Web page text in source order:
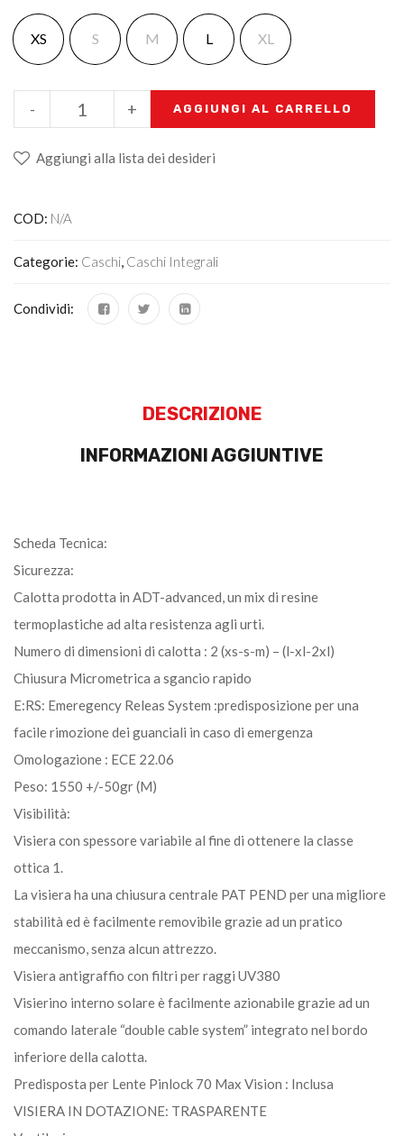
XS S M L XL
+
- AGGIUNGI AL CARRELLO
Aggiungi alla lista dei desideri
COD: N/A
Categorie: Caschi, Caschi Integrali
Condividi:
DESCRIZIONE
INFORMAZIONI AGGIUNTIVE
Scheda Tecnica:
Sicurezza:
Calotta prodotta in ADT-advanced, un mix di resine
termoplastiche ad alta resistenza agli urti.
Numero di dimensioni di calotta : 2 (xs-s-m) – (l-xl-2xl)
Chiusura Micrometrica a sgancio rapido
E:RS: Emeregency Releas System :predisposizione per una
facile rimozione dei guanciali in caso di emergenza
Omologazione : ECE 22.06
Peso: 1550 +/-50gr (M)
Visibilità:
Visiera con spessore variabile al fine di ottenere la classe
ottica 1.
La visiera ha una chiusura centrale PAT PEND per una migliore
stabilità ed è facilmente removibile grazie ad un pratico
meccanismo, senza alcun attrezzo.
Visiera antigraffio con filtri per raggi UV380
Visierino interno solare è facilmente azionabile grazie ad un
comando laterale “double cable system” integrato nel bordo
inferiore della calotta.
Predisposta per Lente Pinlock 70 Max Vision : Inclusa
VISIERA IN DOTAZIONE: TRASPARENTE